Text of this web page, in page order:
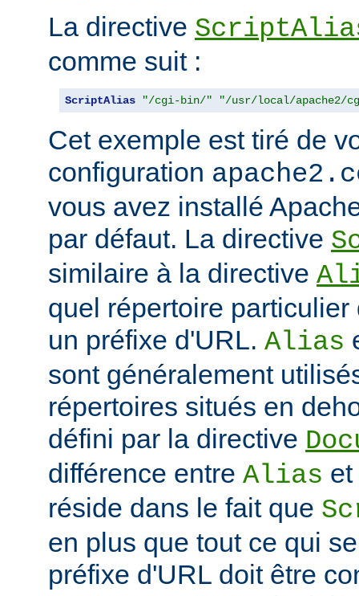
La directive
comme suit :
ScriptAlias "/cgi-bin/" "/usr/local/apache2/
Cet exemple est tiré de
configuration
vous avez installé
par défaut. La directive
similaire à la directive
quel répertoire
un préfixe d'URL. Alias
sont généralement
répertoires situés en
défini par la directive
différence entre Alias et
réside dans le fait que
en plus que tout ce qui
préfixe d'URL doit être